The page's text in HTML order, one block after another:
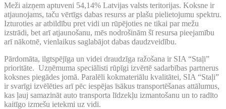
Meži aizņem aptuveni 54,14% Latvijas valsts teritorijas. Koksne ir
atjaunojams, taču vērtīgs dabas resurss ar plašu pielietojumu spektru.
Izturoties ar atbildību pret vidi un rūpējoties ne tikai par mežu
izstrādi, bet arī atjaunošanu, mēs nodrošinām šī resursa pieejamību
arī nākotnē, vienlaikus saglabājot dabas daudzveidību.
Pārdomāta, ilgtspējīga un videi draudzīga ražošana ir SIA “Staļi”
prioritāte. Uzņēmuma speciālisti rūpīgi izvērtē sadarbības partnerus
koksnes piegādes jomā. Paralēli kokmateriālu kvalitātei, SIA “Staļi”
ir svarīgi izvēlēties arī pēc iespējas īsākus transportēšanas attālumus,
kas ļauj samazināt auto transporta līdzekļu izmantošanu un to radīto
kaitīgo izmešu ietekmi uz vidi.